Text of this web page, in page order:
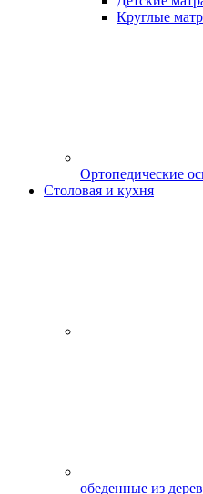
Круглые
Ортопедические
Столовая и кухня
обеденные из